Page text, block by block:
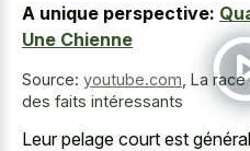
A unique perspective:
Une Chienne
Source: youtube.com La race
des faits intéressants
Leur pelage court est